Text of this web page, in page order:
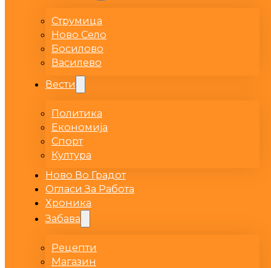
Струмица
Ново Село
Босилово
Василево
Вести
Политика
Економија
Спорт
Култура
Ново Во Градот
Огласи За Работа
Хроника
Забава
Рецепти
Магазин